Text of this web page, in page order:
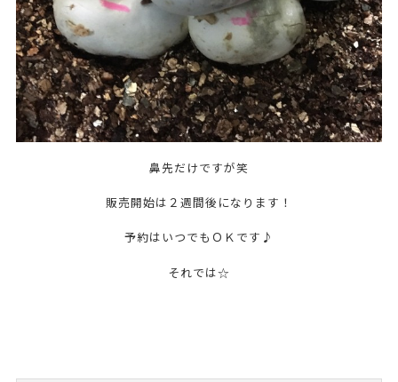
鼻先だけですが笑
販売開始は２週間後になります！
予約はいつでもＯＫです♪
それでは☆